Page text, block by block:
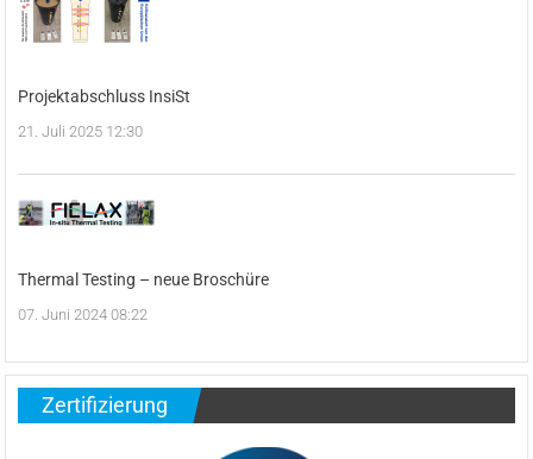
Projektabschluss InsiSt
21. Juli 2025 12:30
Thermal Testing – neue Broschüre
07. Juni 2024 08:22
Zertifizierung